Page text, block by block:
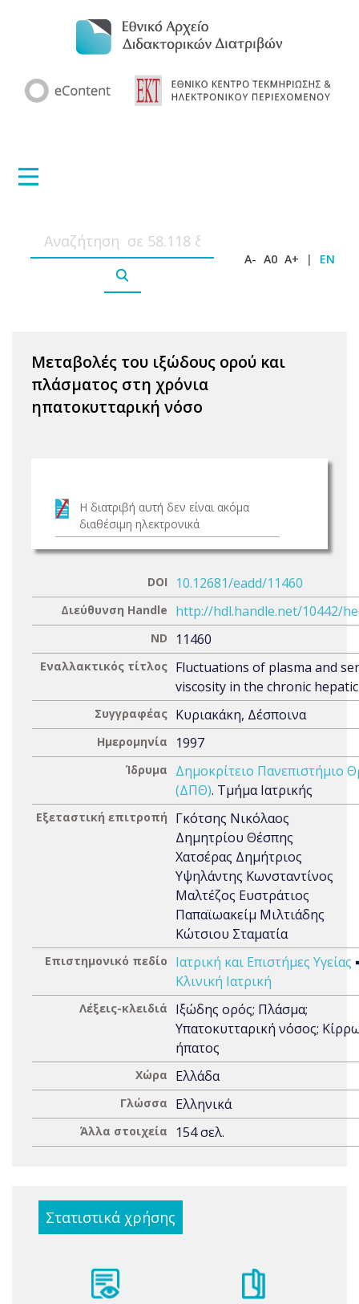
A- A0 A+ | EN
Μεταβολές του ιξώδους ορού και
πλάσματος στη χρόνια
ηπατοκυτταρική νόσο
Η διατριβή αυτή δεν είναι ακόμα
διαθέσιμη ηλεκτρονικά
DOI 10.12681/eadd/11460
Διεύθυνση Handle http://hdl.handle.net/10442/
ND 11460
Εναλλακτικός τίτλος Fluctuations of plasma and
viscosity in the chronic
Συγγραφέας Κυριακάκη, Δέσποινα
Ημερομηνία 1997
Ίδρυμα
Δημοκρίτειο Πανεπιστήμιο
(ΔΠΘ). Τμήμα Ιατρικής
Εξεταστική επιτροπή
Γκότσης Νικόλαος
Δημητρίου Θέσπης
Χατσέρας Δημήτριος
Υψηλάντης Κωνσταντίνος
Μαλτέζος Ευστράτιος
Παπαϊωακείμ Μιλτιάδης
Κώτσιου Σταματία
Επιστημονικό πεδίο Ιατρική και Επιστήμες Υγείας
Κλινική Ιατρική
Λέξεις-κλειδιά
Ιξώδης ορός; Πλάσμα;
Υπατοκυτταρική νόσος;
ήπατος
Χώρα Ελλάδα
Γλώσσα Ελληνικά
Άλλα στοιχεία 154 σελ.
Στατιστικά χρήσης